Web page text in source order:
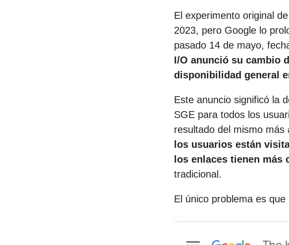
El experimento original
2023, pero Google lo
pasado 14 de mayo,
I/O anunció su cambio
disponibilidad general
Este anuncio significó la
SGE para todos los
resultado del mismo más
los usuarios están
los enlaces tienen más
tradicional.
El único problema es